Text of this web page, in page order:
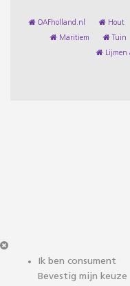
OAFholland.nl Hout
Maritiem Tuin
Lijmen
Ik ben consument
Bevestig mijn keuze